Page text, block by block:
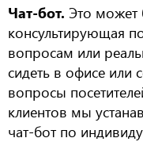
Чат-бот. Это может
консультирующая
вопросам или
сидеть в офисе или
вопросы
клиентов мы
чат-бот по